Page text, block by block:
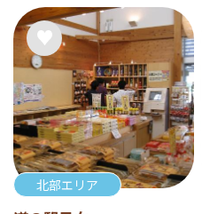
北部エリア